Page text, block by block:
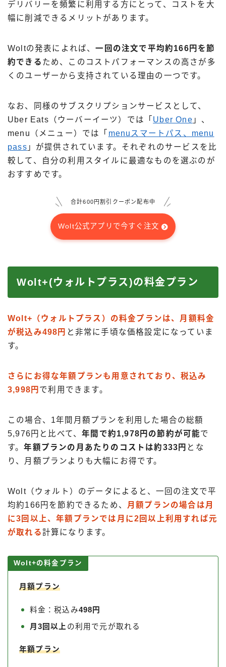
デリバリーを頻繁に利用する方にとって、コストを大
幅に削減できるメリットがあります。
Woltの発表によれば、一回の注文で平均約166円を節
約できる ため、このコストパフォーマンスの高さが多
くのユーザーから支持されている理由の一つです。
なお、同様のサブスクリプションサービスとして、
Uber Eats（ウーバーイーツ）では「 Uber One 」、
menu（メニュー）では「 menuスマートパス、menu
pass 」が提供されています。それぞれのサービスを比
較して、自分の利用スタイルに最適なものを選ぶのが
おすすめです。
合計600円割引クーポン配布中
Wolt公式アプリで今すぐ注文
Wolt+(ウォルトプラス)の料金プラン
Wolt+（ウォルトプラス）の料金プランは、月額料金
が税込み498円 と非常に手頃な価格設定になっていま
す。
さらにお得な年額プランも用意されており、税込み
3,998円 で利用できます。
この場合、1年間月額プランを利用した場合の総額
5,976円と比べて、年間で約1,978円の節約が可能で
す。年額プランの月あたりのコストは約333円 とな
り、月額プランよりも大幅にお得です。
Wolt（ウォルト）のデータによると、一回の注文で平
均約166円を節約できるため、 月額プランの場合は月
に3回以上、年額プランでは月に2回以上利用すれば元
が取れる計算になります。
Wolt+の料金プラン
月額プラン
料金：税込み498円
月3回以上 の利用で元が取れる
年額プラン